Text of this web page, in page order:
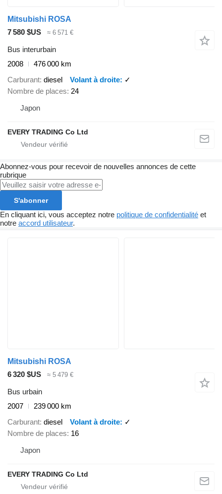
Mitsubishi ROSA
7 580 $US
≈ 6 571 €
Bus interurbain
2008
476 000 km
Carburant diesel Volant à droite
✓
Nombre de places 24
Japon
EVERY TRADING Co Ltd
Abonnez-vous pour recevoir de nouvelles annonces de cette
rubrique
S'abonner
En cliquant ici, vous acceptez notre politique de confidentialité et
notre accord utilisateur.
Mitsubishi ROSA
6 320 $US
≈ 5 479 €
Bus urbain
2007
239 000 km
Carburant diesel Volant à droite
✓
Nombre de places 16
Japon
EVERY TRADING Co Ltd